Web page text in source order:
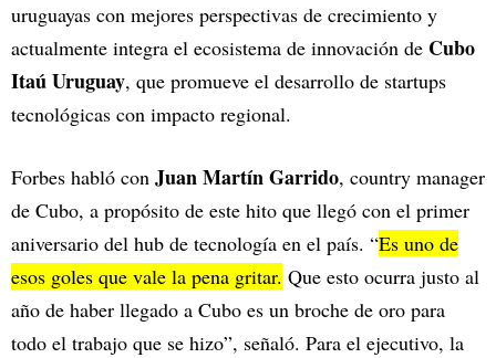
uruguayas con mejores perspectivas de crecimiento y
actualmente integra el ecosistema de innovación de Cubo
Itaú Uruguay, que promueve el desarrollo de startups
tecnológicas con impacto regional.
Forbes habló con Juan Martín Garrido, country manager
de Cubo, a propósito de este hito que llegó con el primer
aniversario del hub de tecnología en el país. “Es uno de
esos goles que vale la pena gritar. Que esto ocurra justo al
año de haber llegado a Cubo es un broche de oro para
todo el trabajo que se hizo”, señaló. Para el ejecutivo, la